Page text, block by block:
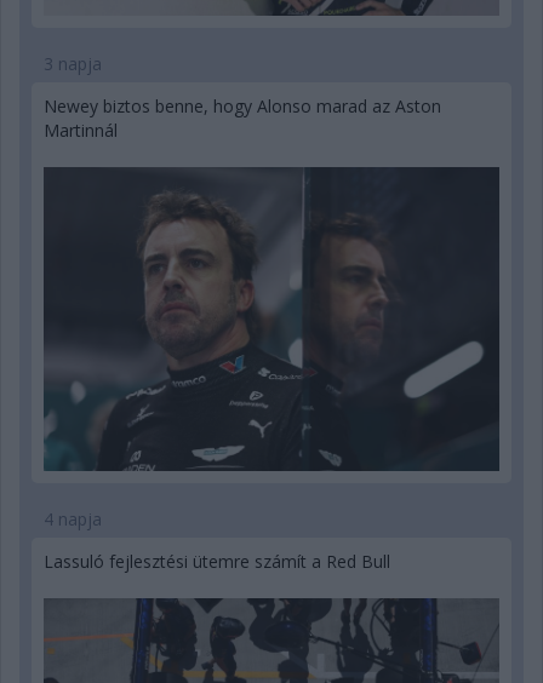
3 napja
Newey biztos benne, hogy Alonso marad az Aston
Martinnál
4 napja
Lassuló fejlesztési ütemre számít a Red Bull